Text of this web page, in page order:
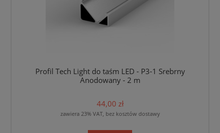
Profil Tech Light do taśm LED - P3-1 Srebrny
Anodowany - 2 m
44,00 zł
zawiera 23% VAT, bez kosztów dostawy